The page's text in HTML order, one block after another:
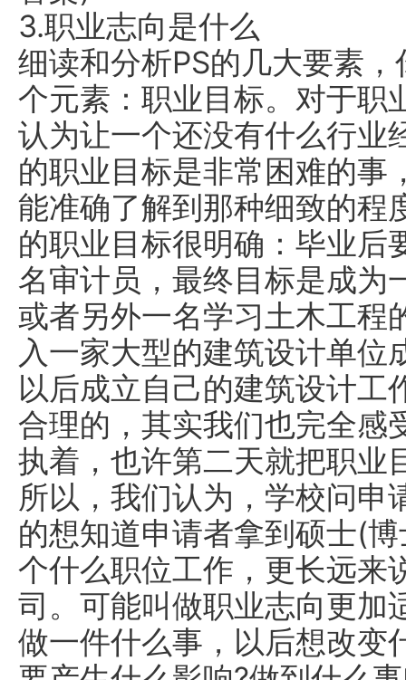
3.职业志向是什么
细读和分析PS的几大要素
个元素：职业目标。对于职
认为让一个还没有什么行业
的职业目标是非常困难的事
能准确了解到那种细致的程
的职业目标很明确：毕业后
名审计员，最终目标是成为
或者另外一名学习土木工程
入一家大型的建筑设计单位
以后成立自己的建筑设计工
合理的，其实我们也完全感
执着，也许第二天就把职业
所以，我们认为，学校问申
的想知道申请者拿到硕士(
个什么职位工作，更长远来
司。可能叫做职业志向更加
做一件什么事，以后想改变